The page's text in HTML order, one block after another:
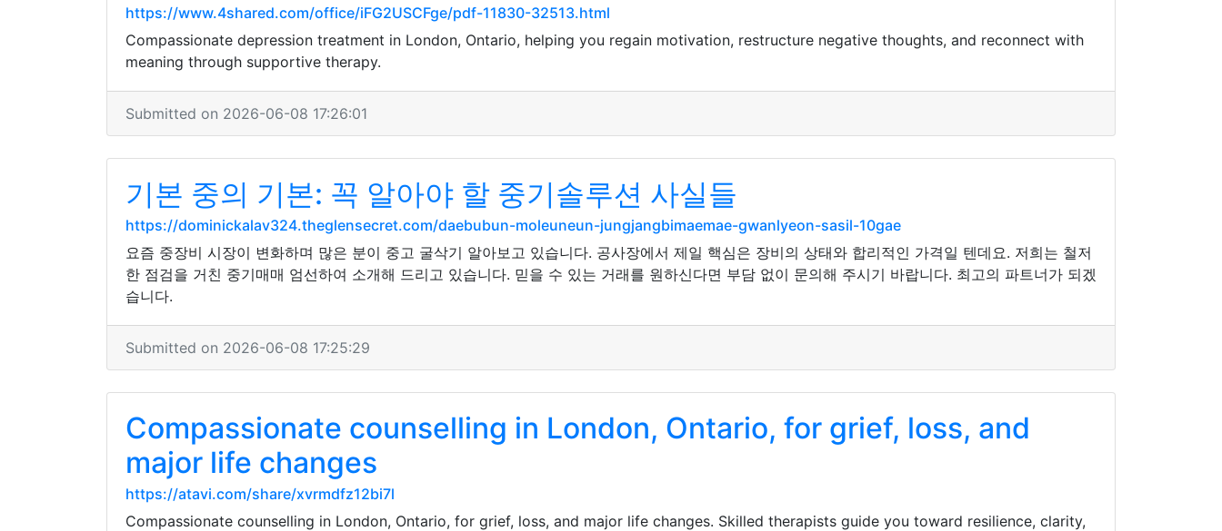
https://www.4shared.com/office/iFG2USCFge/pdf-11830-32513.html
Compassionate depression treatment in London, Ontario, helping you regain motivation, restructure negative thoughts, and reconnect with
meaning through supportive therapy.
Submitted on 2026-06-08 17:26:01
기본 중의 기본: 꼭 알아야 할 중기솔루션 사실들
https://dominickalav324.theglensecret.com/daebubun-moleuneun-jungjangbimaemae-gwanlyeon-sasil-10gae
요즘 중장비 시장이 변화하며 많은 분이 중고 굴삭기 알아보고 있습니다. 공사장에서 제일 핵심은 장비의 상태와 합리적인 가격일 텐데요. 저희는 철저
한 점검을 거친 중기매매 엄선하여 소개해 드리고 있습니다. 믿을 수 있는 거래를 원하신다면 부담 없이 문의해 주시기 바랍니다. 최고의 파트너가 되겠
습니다.
Submitted on 2026-06-08 17:25:29
Compassionate counselling in London, Ontario, for grief, loss, and
major life changes
https://atavi.com/share/xvrmdfz12bi7l
Compassionate counselling in London, Ontario, for grief, loss, and major life changes. Skilled therapists guide you toward resilience, clarity,